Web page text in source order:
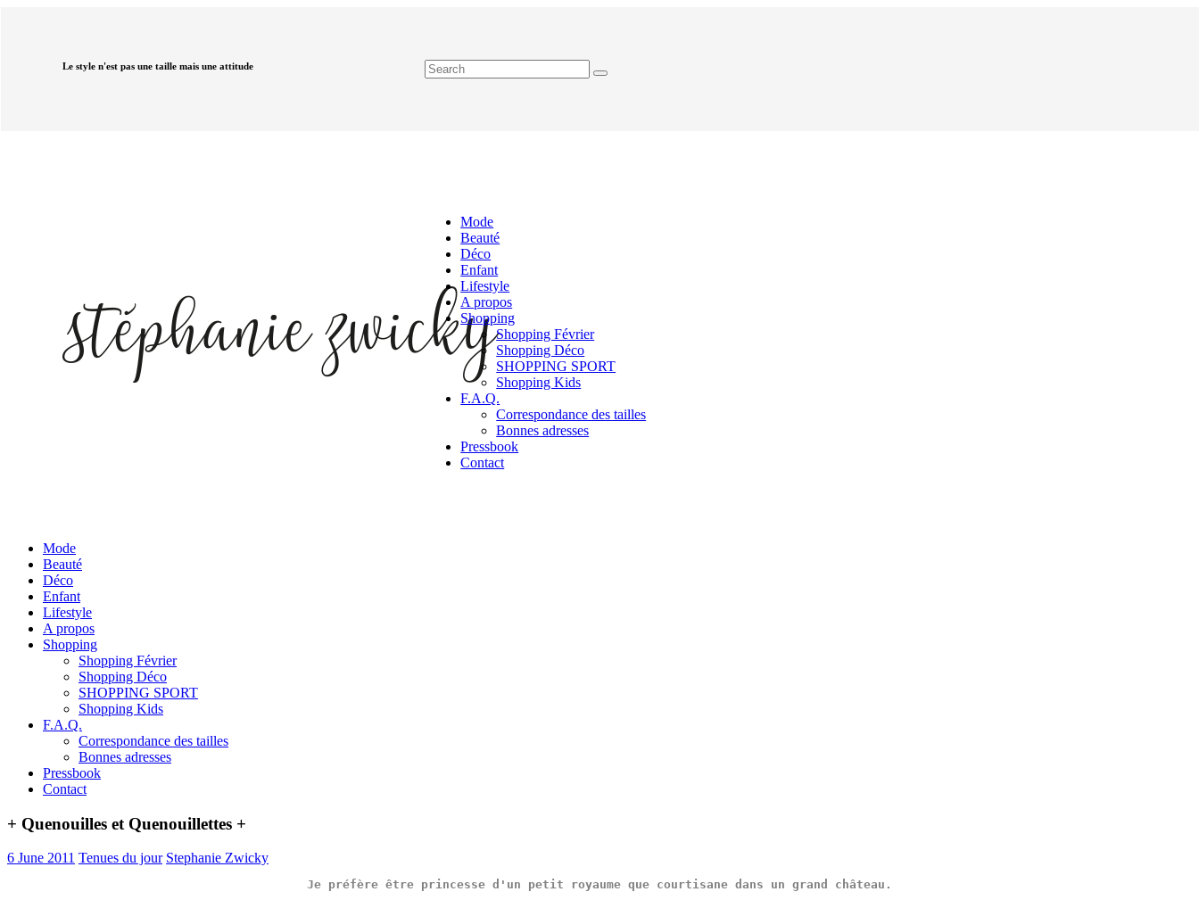
Le style n'est pas une taille mais une attitude
Mode
Beauté
Déco
Enfant
Lifestyle
A propos
Shopping
Shopping Février
Shopping Déco
SHOPPING SPORT
Shopping Kids
F.A.Q.
Correspondance des tailles
Bonnes adresses
Pressbook
Contact
Mode
Beauté
Déco
Enfant
Lifestyle
A propos
Shopping
Shopping Février
Shopping Déco
SHOPPING SPORT
Shopping Kids
F.A.Q.
Correspondance des tailles
Bonnes adresses
Pressbook
Contact
+ Quenouilles et Quenouillettes +
6 June 2011 Tenues du jour Stephanie Zwicky
Je préfère être princesse d'un petit royaume que courtisane dans un grand château .